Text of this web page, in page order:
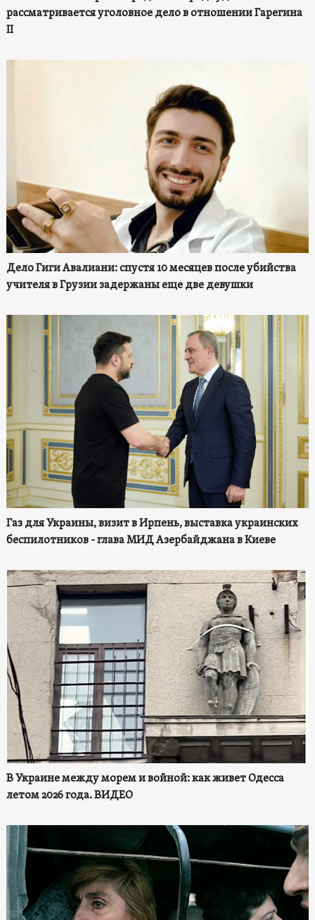
рассматривается уголовное дело в отношении Гарегина
II
Дело Гиги Авалиани: спустя 10 месяцев после убийства
учителя в Грузии задержаны еще две девушки
Газ для Украины, визит в Ирпень, выставка украинских
беспилотников - глава МИД Азербайджана в Киеве
В Украине между морем и войной: как живет Одесса
летом 2026 года. ВИДЕО